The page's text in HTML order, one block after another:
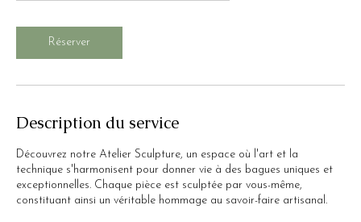
Réserver
Description du service
Découvrez notre Atelier Sculpture, un espace où l'art et la
technique s'harmonisent pour donner vie à des bagues uniques et
exceptionnelles. Chaque pièce est sculptée par vous-même,
constituant ainsi un véritable hommage au savoir-faire artisanal.